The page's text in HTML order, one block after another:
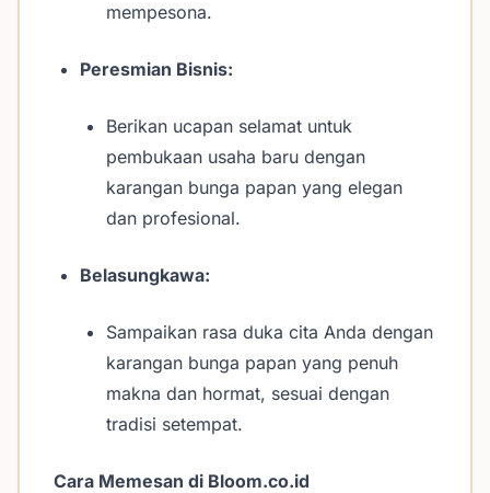
mempesona.
Peresmian Bisnis:
Berikan ucapan selamat untuk
pembukaan usaha baru dengan
karangan bunga papan yang elegan
dan profesional.
Belasungkawa:
Sampaikan rasa duka cita Anda dengan
karangan bunga papan yang penuh
makna dan hormat, sesuai dengan
tradisi setempat.
Cara Memesan di Bloom.co.id